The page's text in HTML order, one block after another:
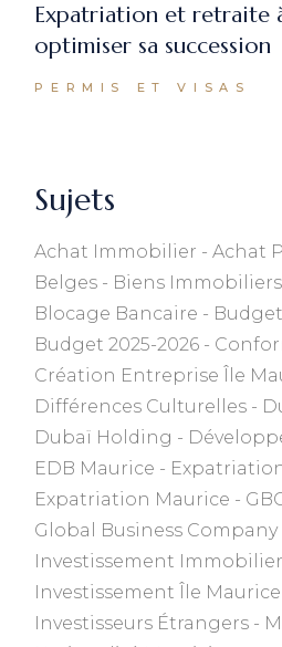
Expatriation et retraite
optimiser sa succession
PERMIS ET VISAS
Sujets
Achat Immobilier
Achat
Belges
Biens Immobiliers
Blocage Bancaire
Budget
Budget 2025-2026
Création Entreprise Île
Différences Culturelles
Dubaï Holding
EDB Maurice
Expatriation Maurice
Global Business Company
Investissement
Investissement Île Maurice
Investisseurs Étrangers